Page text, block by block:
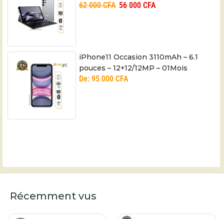
62 000CFA 56 000 CFA
iPhone11 Occasion 3110mAh – 6.1
pouces – 12+12/12MP – 01Mois
De: 95 000 CFA
Récemment vus